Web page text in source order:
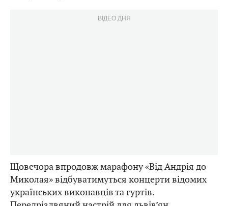
ВІДЕО ДНЯ
Щовечора впродовж марафону «Від Андрія до
Миколая» відбуватимуться концерти відомих
українських виконавців та гуртів.